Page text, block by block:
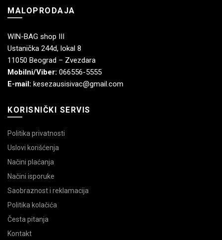
MALOPRODAJA
WIN-BAG shop III
Ustanička 244d, lokal 8
11050 Beograd – Zvezdara
Mobilni/Viber: 066556-5555
E-mail: kesezausisivac@gmail.com
KORISNIČKI SERVIS
Politika privatnosti
Uslovi korišćenja
Načini plaćanja
Načini isporuke
Saobraznost i reklamacija
Politika kolačića
Česta pitanja
Kontakt